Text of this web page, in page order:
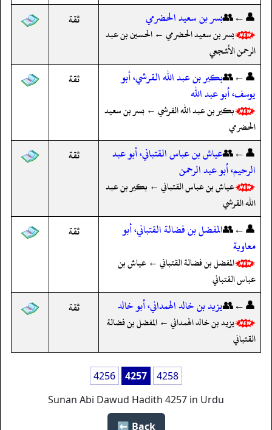
👤←👥بسر بن سعيد الحضرمي
بسر بن سعيد الحضرمي ← الحسين بن عبد
الرحمن الأشجعي
ثقة
👤←👥بكير بن عبد الله القرشي، أبو
يوسف، أبو عبد الله
بكير بن عبد الله القرشي ← بسر بن سعيد
الحضرمي
ثقة
👤←👥عياش بن عباس القتباني، أبو عبد
الرحيم، أبو عبد الرحمن
عياش بن عباس القتباني ← بكير بن عبد
الله القرشي
ثقة
👤←👥المفضل بن فضالة القتباني، أبو
معاوية
المفضل بن فضالة القتباني ← عياش بن
عباس القتباني
ثقة
👤←👥يزيد بن خالد الهمداني، أبو خالد
يزيد بن خالد الهمداني ← المفضل بن فضالة
القتباني
ثقة
4256 4257
4258
Sunan Abi Dawud Hadith 4257 in Urdu
Back ⬅️